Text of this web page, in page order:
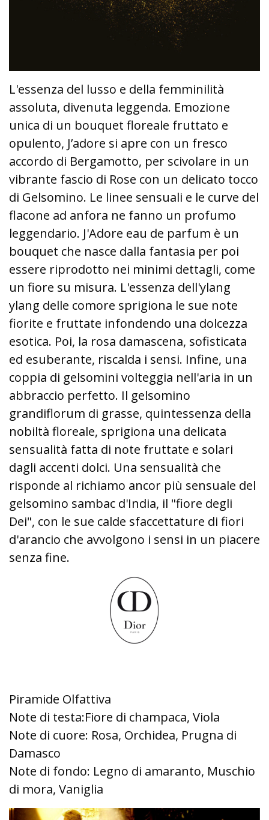
L'essenza del lusso e della femminilità
assoluta, divenuta leggenda. Emozione
unica di un bouquet floreale fruttato e
opulento, J’adore si apre con un fresco
accordo di Bergamotto, per scivolare in un
vibrante fascio di Rose con un delicato tocco
di Gelsomino. Le linee sensuali e le curve del
flacone ad anfora ne fanno un profumo
leggendario. J'Adore eau de parfum è un
bouquet che nasce dalla fantasia per poi
essere riprodotto nei minimi dettagli, come
un fiore su misura. L'essenza dell'ylang
ylang delle comore sprigiona le sue note
fiorite e fruttate infondendo una dolcezza
esotica. Poi, la rosa damascena, sofisticata
ed esuberante, riscalda i sensi. Infine, una
coppia di gelsomini volteggia nell'aria in un
abbraccio perfetto. Il gelsomino
grandiflorum di grasse, quintessenza della
nobiltà floreale, sprigiona una delicata
sensualità fatta di note fruttate e solari
dagli accenti dolci. Una sensualità che
risponde al richiamo ancor più sensuale del
gelsomino sambac d'India, il "fiore degli
Dei", con le sue calde sfaccettature di fiori
d'arancio che avvolgono i sensi in un piacere
senza fine.
Piramide Olfattiva
Note di testa:Fiore di champaca, Viola
Note di cuore: Rosa, Orchidea, Prugna di
Damasco
Note di fondo: Legno di amaranto, Muschio
di mora, Vaniglia